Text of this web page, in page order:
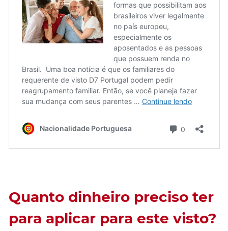
Quanto dinheiro preciso ter
para aplicar para este visto?